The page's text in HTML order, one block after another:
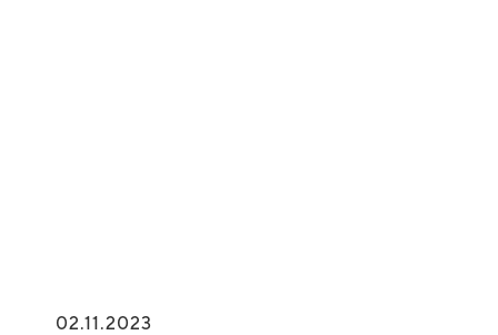
02.11.2023